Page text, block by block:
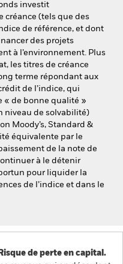
investit
créance (tels que des
de référence, et dont
des projets
à l’environnement. Plus
les titres de créance
terme répondant aux
de l’indice, qui
« de bonne qualité »
niveau de solvabilité)
Moody’s, Standard &
équivalente par le
de la note de
à le détenir
pour liquider la
de l’indice et dans le
de perte en capital.